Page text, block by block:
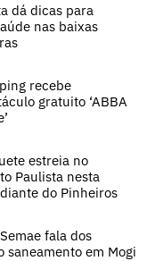
dá dicas para
nas baixas
recebe
gratuito ‘ABBA
estreia no
Paulista nesta
do Pinheiros
fala dos
saneamento em Mogi